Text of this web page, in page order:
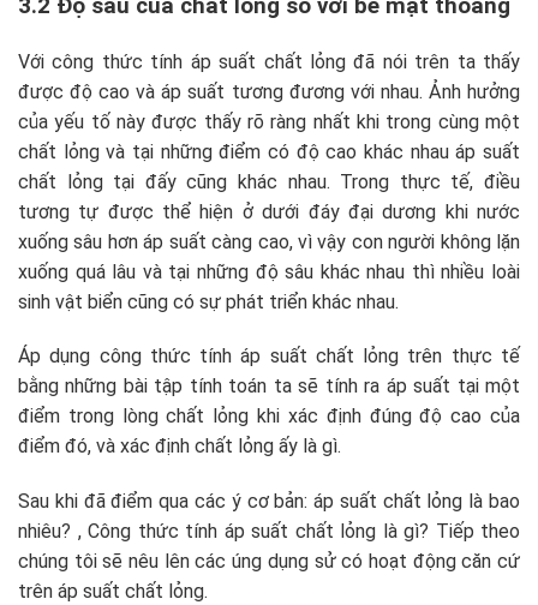
3.2 Độ sâu của chất lỏng so với bề mặt thoáng
Với công thức tính áp suất chất lỏng đã nói trên ta thấy
được độ cao và áp suất tương đương với nhau. Ảnh hưởng
của yếu tố này được thấy rõ ràng nhất khi trong cùng một
chất lỏng và tại những điểm có độ cao khác nhau áp suất
chất lỏng tại đấy cũng khác nhau. Trong thực tế, điều
tương tự được thể hiện ở dưới đáy đại dương khi nước
xuống sâu hơn áp suất càng cao, vì vậy con người không lặn
xuống quá lâu và tại những độ sâu khác nhau thì nhiều loài
sinh vật biển cũng có sự phát triển khác nhau.
Áp dụng công thức tính áp suất chất lỏng trên thực tế
bằng những bài tập tính toán ta sẽ tính ra áp suất tại một
điểm trong lòng chất lỏng khi xác định đúng độ cao của
điểm đó, và xác định chất lỏng ấy là gì.
Sau khi đã điểm qua các ý cơ bản: áp suất chất lỏng là bao
nhiêu? , Công thức tính áp suất chất lỏng là gì? Tiếp theo
chúng tôi sẽ nêu lên các úng dụng sử có hoạt động căn cứ
trên áp suất chất lỏng.